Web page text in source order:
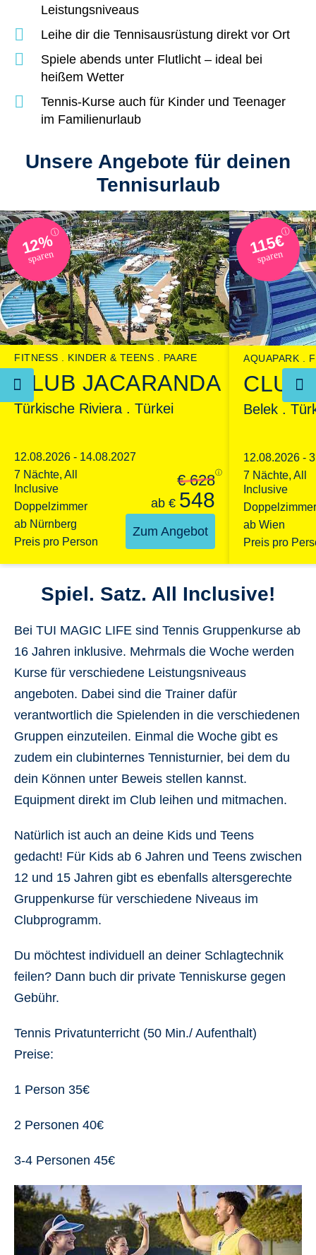
Leistungsniveaus
Leihe dir die Tennisausrüstung direkt vor Ort
Spiele abends unter Flutlicht – ideal bei
heißem Wetter
Tennis-Kurse auch für Kinder und Teenager
im Familienurlaub
Unsere Angebote für deinen
Tennisurlaub
FITNESS KINDER & TEENS PAARE
CLUB JACARANDA
Türkische Riviera . Türkei
12.08.2026 - 14.08.2027
7 Nächte, All
Inclusive
Doppelzimmer
ab Nürnberg
Preis pro Person
ⓘ
€ 628
ab € 548
Zum Angebot
12%ⓘ
sparen
AQUAPARK
CLUB
Belek .
12.08.2026 -
7 Nächte, All
Inclusive
Doppelzimmer
ab Wien
Preis pro
115€ⓘ
sparen
Spiel. Satz. All Inclusive!
Bei TUI MAGIC LIFE sind Tennis Gruppenkurse ab
16 Jahren inklusive. Mehrmals die Woche werden
Kurse für verschiedene Leistungsniveaus
angeboten. Dabei sind die Trainer dafür
verantwortlich die Spielenden in die verschiedenen
Gruppen einzuteilen. Einmal die Woche gibt es
zudem ein clubinternes Tennisturnier, bei dem du
dein Können unter Beweis stellen kannst.
Equipment direkt im Club leihen und mitmachen.
Natürlich ist auch an deine Kids und Teens
gedacht! Für Kids ab 6 Jahren und Teens zwischen
12 und 15 Jahren gibt es ebenfalls altersgerechte
Gruppenkurse für verschiedene Niveaus im
Clubprogramm.
Du möchtest individuell an deiner Schlagtechnik
feilen? Dann buch dir private Tenniskurse gegen
Gebühr.
Tennis Privatunterricht (50 Min./ Aufenthalt)
Preise:
1 Person 35€
2 Personen 40€
3-4 Personen 45€